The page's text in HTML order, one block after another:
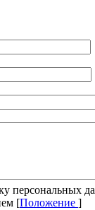
персональных
[Положение ]